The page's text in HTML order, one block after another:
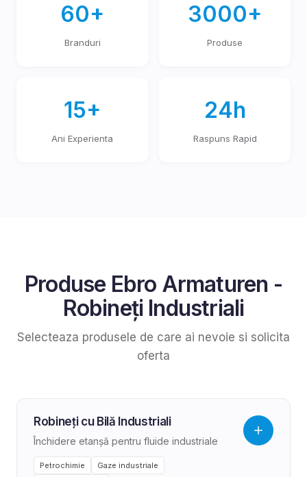
60+
Branduri
3000+
Produse
15+
Ani Experienta
24h
Raspuns Rapid
Produse Ebro Armaturen -
Robineți Industriali
Selecteaza produsele de care ai nevoie si solicita
oferta
Robineți cu Bilă Industriali
Închidere etanșă pentru fluide industriale
Petrochimie Gaze industriale